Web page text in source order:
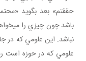
حققتم» بعد بگويد
باشد چون چيزي را مي
نباشد. اين علومي که در
علومي که در حوزه است